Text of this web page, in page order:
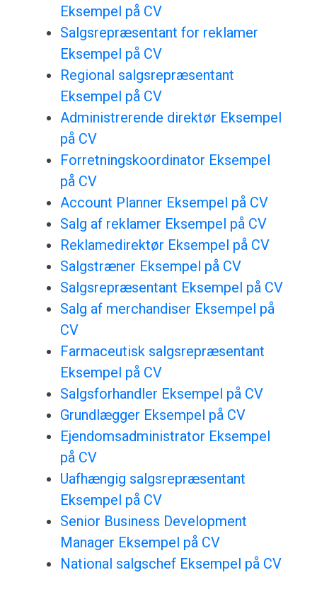
Eksempel på CV
Salgsrepræsentant for reklamer
Eksempel på CV
Regional salgsrepræsentant
Eksempel på CV
Administrerende direktør Eksempel
på CV
Forretningskoordinator Eksempel
på CV
Account Planner Eksempel på CV
Salg af reklamer Eksempel på CV
Reklamedirektør Eksempel på CV
Salgstræner Eksempel på CV
Salgsrepræsentant Eksempel på CV
Salg af merchandiser Eksempel på
CV
Farmaceutisk salgsrepræsentant
Eksempel på CV
Salgsforhandler Eksempel på CV
Grundlægger Eksempel på CV
Ejendomsadministrator Eksempel
på CV
Uafhængig salgsrepræsentant
Eksempel på CV
Senior Business Development
Manager Eksempel på CV
National salgschef Eksempel på CV